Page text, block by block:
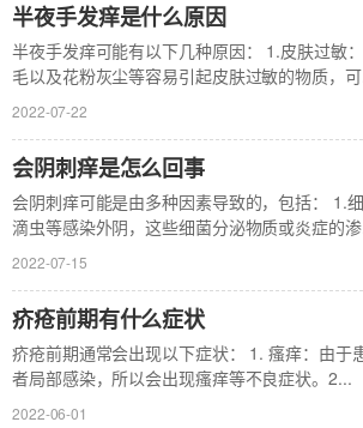
半夜手发痒是什么原因
半夜手发痒可能有以下几种原因： 1.皮肤过敏：接触肥皂水、动物皮
毛以及花粉灰尘等容易引起皮肤过敏的物质，
2022-07-22
会阴刺痒是怎么回事
会阴刺痒可能是由多种因素导致的，包括： 1.细菌感染：如链球菌、
滴虫等感染外阴，这些细菌分泌物质或炎症的
2022-07-15
疥疮前期有什么症状
疥疮前期通常会出现以下症状： 1. 瘙痒：由于患有该病可能会导致患
者局部感染，所以会出现瘙痒等不良症状。2...
2022-06-01